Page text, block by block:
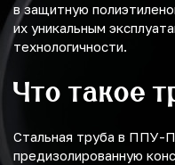
в защитную
их уникальным
технологичности.
Что такое
Стальная труба в ППУ-
предизолированную